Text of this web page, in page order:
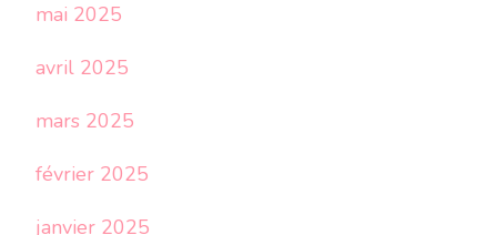
mai 2025
avril 2025
mars 2025
février 2025
janvier 2025